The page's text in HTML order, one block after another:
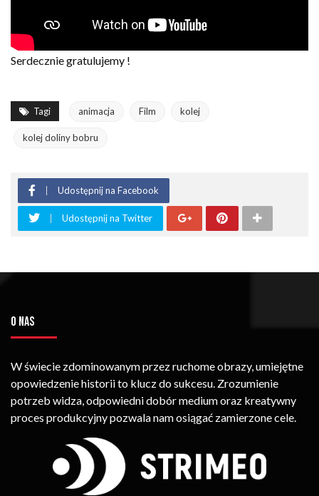
Serdecznie gratulujemy !
Tagi animacja Film kolej
kolej doliny bobru
Udostępnij na Facebook
Udostępnij na Twitter
O NAS
W świecie zdominowanym przez ruchome obrazy, umiejętne
opowiedzenie historii to klucz do sukcesu. Zrozumienie
potrzeb widza, odpowiedni dobór medium oraz kreatywny
proces produkcyjny pozwala nam osiągać zamierzone cele.